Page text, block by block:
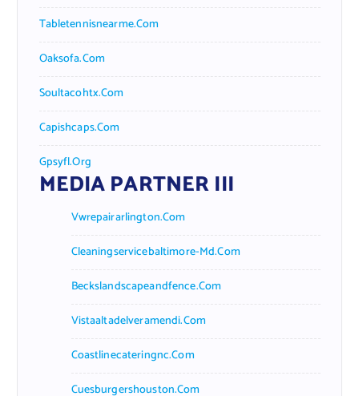
Tabletennisnearme.com
Oaksofa.com
Soultacohtx.com
Capishcaps.com
Gpsyfl.org
MEDIA PARTNER III
Vwrepairarlington.com
Cleaningservicebaltimore-Md.com
Beckslandscapeandfence.com
Vistaaltadelveramendi.com
Coastlinecateringnc.com
Cuesburgershouston.com